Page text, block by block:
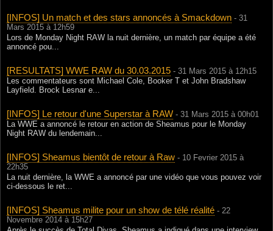
[INFOS] Un match et des stars annoncés à Smackdown - 31
Mars 2015 à 12h59
Lors de Monday Night RAW la nuit dernière, un match par équipe a été
annoncé pou...
[RESULTATS] WWE RAW du 30.03.2015 - 31 Mars 2015 à 12h15
Les commentateurs sont Michael Cole, Booker T et John Bradshaw
Layfield. Brock Lesnar e...
[INFOS] Le retour d'une Superstar à RAW - 31 Mars 2015 à 00h01
La WWE a annoncé le retour en action de Sheamus pour le Monday
Night RAW du lendemain...
[INFOS] Sheamus bientôt de retour à Raw - 10 Fevrier 2015 à
22h35
La nuit dernière, la WWE a annoncé par une vidéo que vous pouvez voir
ci-dessous le ret...
[INFOS] Sheamus milite pour un show de télé réalité - 22
Novembre 2014 à 15h27